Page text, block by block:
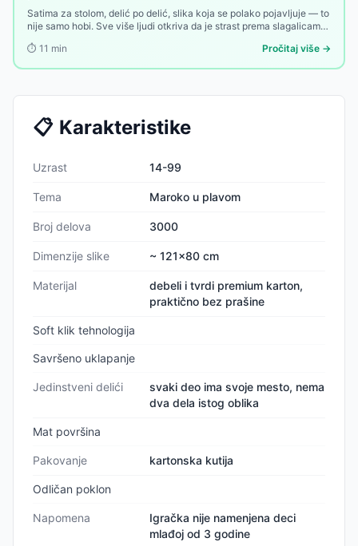
Satima za stolom, delić po delić, slika koja se polako pojavljuje — to
nije samo hobi. Sve više ljudi otkriva da je strast prema slagalicama
⏱️ 11 min Pročitaj više →
📋 Karakteristike
Uzrast 14-99
Tema Maroko u plavom
Broj delova 3000
Dimenzije slike ~ 121x80 cm
Materijal
debeli i tvrdi premium karton,
praktično bez prašine
Soft klik tehnologija
Savršeno uklapanje
Jedinstveni delići
svaki deo ima svoje mesto, nema
dva dela istog oblika
Mat površina
Pakovanje kartonska kutija
Odličan poklon
Napomena
Igračka nije namenjena deci
mlađoj od 3 godine